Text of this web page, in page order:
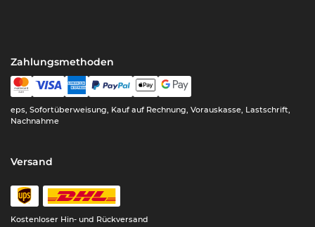
Zahlungsmethoden
eps, Sofortüberweisung, Kauf auf Rechnung, Vorauskasse, Lastschrift,
Nachnahme
Versand
Kostenloser Hin- und Rückversand